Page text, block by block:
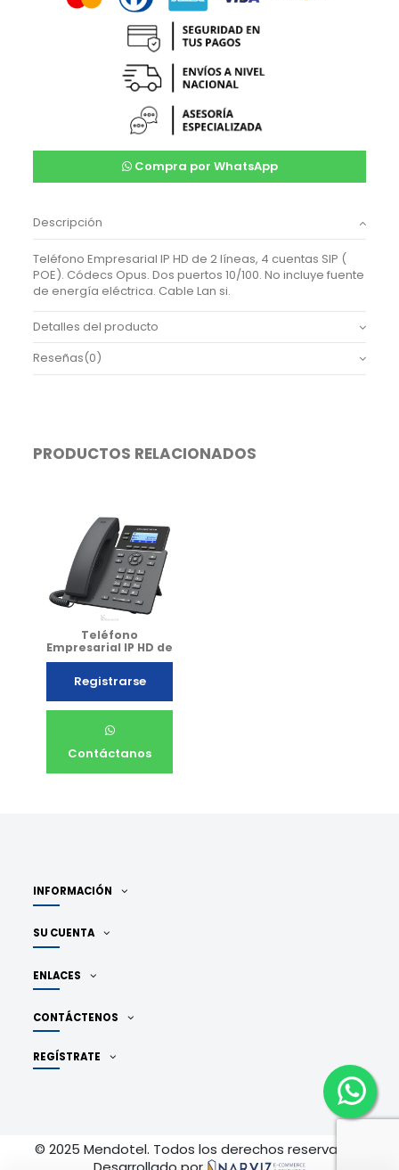
Compra por WhatsApp
Descripción
Teléfono Empresarial IP HD de 2 líneas, 4 cuentas SIP (
POE). Códecs Opus. Dos puertos 10/100. No incluye fuente
de energía eléctrica. Cable Lan si.
Detalles del producto
Reseñas(0)
PRODUCTOS RELACIONADOS
Teléfono
Empresarial IP HD de
2 líneas WIFI (POE)
GRP2602-W
Registrarse
Contáctanos
INFORMACIÓN
SU CUENTA
ENLACES
CONTÁCTENOS
REGÍSTRATE
© 2025 Mendotel. Todos los derechos reservados.